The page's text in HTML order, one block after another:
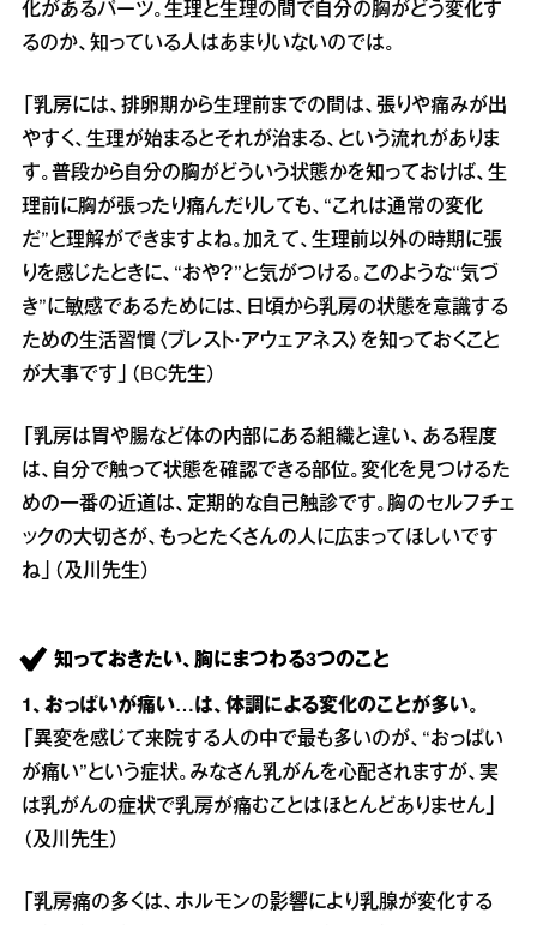
化があるパーツ。生理と生理の間で自分の胸がどう変化す
るのか、知っている人はあまりいないのでは。
「乳房には、排卵期から生理前までの間は、張りや痛みが出
やすく、生理が始まるとそれが治まる、という流れがありま
す。普段から自分の胸がどういう状態かを知っておけば、生
理前に胸が張ったり痛んだりしても、“これは通常の変化
だ”と理解ができますよね。加えて、生理前以外の時期に張
りを感じたときに、“おや？”と気がつける。このような“気づ
き”に敏感であるためには、日頃から乳房の状態を意識する
ための生活習慣〈ブレスト・アウェアネス〉を知っておくこと
が大事です」（BC先生）
「乳房は胃や腸など体の内部にある組織と違い、ある程度
は、自分で触って状態を確認できる部位。変化を見つけるた
めの一番の近道は、定期的な自己触診です。胸のセルフチェ
ックの大切さが、もっとたくさんの人に広まってほしいです
ね」（及川先生）
知っておきたい、胸にまつわる3つのこと
1、おっぱいが痛い…は、体調による変化のことが多い。
「異変を感じて来院する人の中で最も多いのが、“おっぱい
が痛い”という症状。みなさん乳がんを心配されますが、実
は乳がんの症状で乳房が痛むことはほとんどありません」
（及川先生）
「乳房痛の多くは、ホルモンの影響により乳腺が変化する